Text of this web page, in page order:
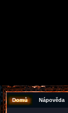
Domů Nápověda